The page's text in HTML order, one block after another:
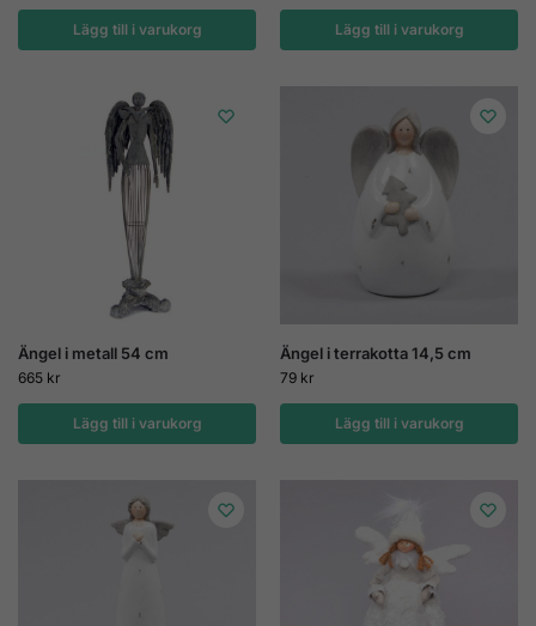
Lägg till i varukorg Lägg till i varukorg
Ängel i metall 54 cm
665 kr
Lägg till i varukorg
Ängel i terrakotta 14,5 cm
79 kr
Lägg till i varukorg